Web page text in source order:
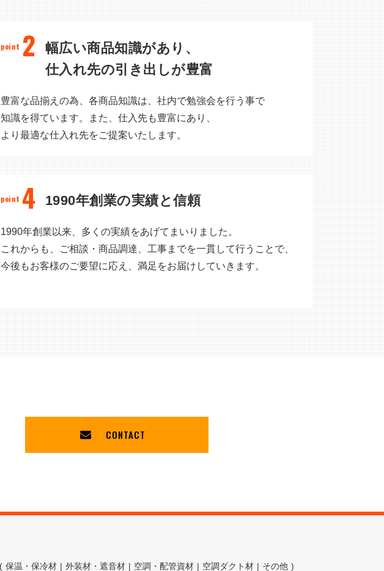
point 2
幅広い商品知識があり、
仕入れ先の引き出しが豊富
豊富な品揃えの為、各商品知識は、社内で勉強会を行う事で
知識を得ています。また、仕入先も豊富にあり、
より最適な仕入れ先をご提案いたします。
point 4 1990年創業の実績と信頼
1990年創業以来、多くの実績をあげてまいりました。
これからも、ご相談・商品調達、工事までを一貫して行うことで、
今後もお客様のご要望に応え、満足をお届けしていきます。
CONTACT
保温・保冷材 | 外装材・遮音材 | 空調・配管資材 | 空調ダクト材 | その他